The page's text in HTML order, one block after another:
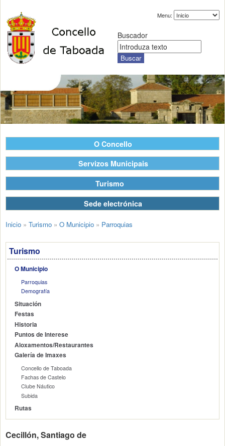
Menu:
Buscador
O Concello
Servizos Municipais
Turismo
Sede electrónica
Inicio » Turismo » O Municipio » Parroquias
Turismo
O Municipio
Parroquias
Demografía
Situación
Festas
Historia
Puntos de Interese
Aloxamentos/Restaurantes
Galería de Imaxes
Concello de Taboada
Fachas de Castelo
Clube Náutico
Subida
Rutas
Cecillón, Santiago de